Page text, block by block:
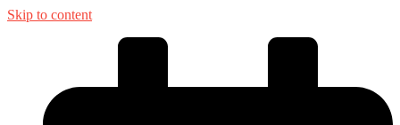
Skip to content